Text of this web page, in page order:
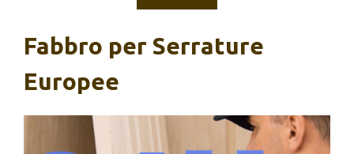
Fabbro per Serrature
Europee